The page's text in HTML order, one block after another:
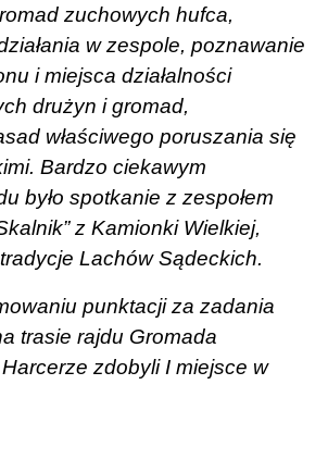
zuchowych hufca,
w zespole, poznawanie
i miejsca działalności
drużyn i gromad,
właściwego poruszania się
Bardzo ciekawym
było spotkanie z zespołem
z Kamionki Wielkiej,
Lachów Sądeckich.
punktacji za zadania
trasie rajdu Gromada
zdobyli I miejsce w